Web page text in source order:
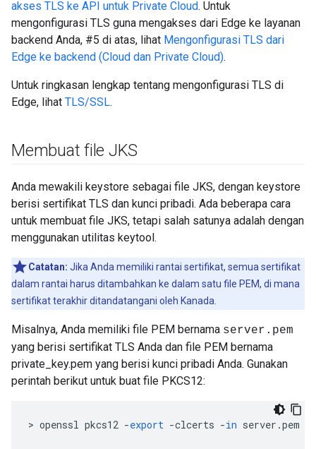
akses TLS ke API untuk Private Cloud. Untuk
mengonfigurasi TLS guna mengakses dari Edge ke layanan
backend Anda, #5 di atas, lihat Mengonfigurasi TLS dari
Edge ke backend (Cloud dan Private Cloud).
Untuk ringkasan lengkap tentang mengonfigurasi TLS di
Edge, lihat TLS/SSL.
Membuat file JKS
Anda mewakili keystore sebagai file JKS, dengan keystore
berisi sertifikat TLS dan kunci pribadi. Ada beberapa cara
untuk membuat file JKS, tetapi salah satunya adalah dengan
menggunakan utilitas keytool.
Catatan: Jika Anda memiliki rantai sertifikat, semua sertifikat
dalam rantai harus ditambahkan ke dalam satu file PEM, di mana
sertifikat terakhir ditandatangani oleh Kanada.
Misalnya, Anda memiliki file PEM bernama server.pem
yang berisi sertifikat TLS Anda dan file PEM bernama
private_key.pem yang berisi kunci pribadi Anda. Gunakan
perintah berikut untuk buat file PKCS12:
> openssl pkcs12 -export -clcerts -in server .pem